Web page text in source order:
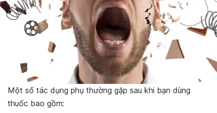
Một số tác dụng phụ thường gặp sau khi bạn dùng
thuốc bao gồm: